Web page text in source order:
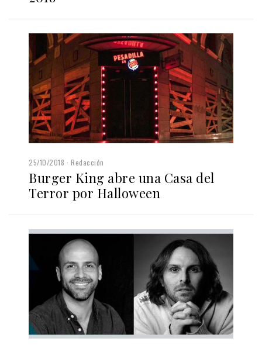
25/10/2018 Redacción
Burger King abre una Casa del
Terror por Halloween